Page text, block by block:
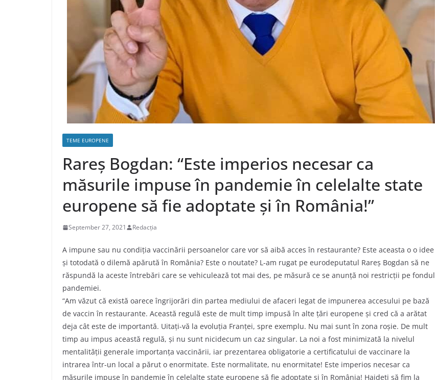
TEME EUROPENE
Rareș Bogdan: “Este imperios necesar ca
măsurile impuse în pandemie în celelalte state
europene să fie adoptate și în România!”
September 27, 2021 Redacția
A impune sau nu condiția vaccinării persoanelor care vor să aibă acces în restaurante? Este aceasta o o idee
și totodată o dilemă apărută în România? Este o noutate? L-am rugat pe eurodeputatul Rareș Bogdan să ne
răspundă la aceste întrebări care se vehiculează tot mai des, pe măsură ce se anunță noi restricții pe fondul
pandemiei.
“Am văzut că există oarece îngrijorări din partea mediului de afaceri legat de impunerea accesului pe bază
de vaccin în restaurante. Această regulă este de mult timp impusă în alte țări europene și cred că a arătat
deja cât este de importantă. Uitați-vă la evoluția Franței, spre exemplu. Nu mai sunt în zona roșie. De mult
timp au impus această regulă, și nu sunt nicidecum un caz singular. La noi a fost minimizată la nivelul
mentalității generale importanța vaccinării, iar prezentarea obligatorie a certificatului de vaccinare la
intrarea într-un local a părut o enormitate. Este normalitate, nu enormitate! Este imperios necesar ca
măsurile impuse în pandemie în celelalte state europene să fie adoptate și în România! Haideți să fim la